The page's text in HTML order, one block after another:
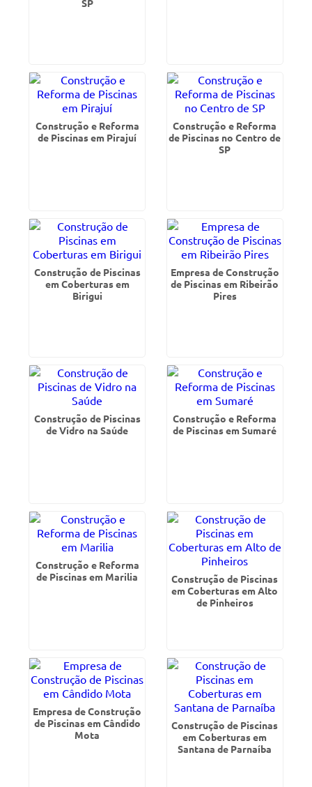
SP
Construção e Reforma
de Piscinas em Pirajuí
Construção e Reforma
de Piscinas no Centro de
SP
Construção de Piscinas
em Coberturas em
Birigui
Empresa de Construção
de Piscinas em Ribeirão
Pires
Construção de Piscinas
de Vidro na Saúde
Construção e Reforma
de Piscinas em Sumaré
Construção e Reforma
de Piscinas em Marilia
Construção de Piscinas
em Coberturas em Alto
de Pinheiros
Empresa de Construção
de Piscinas em Cândido
Mota
Construção de Piscinas
em Coberturas em
Santana de Parnaíba